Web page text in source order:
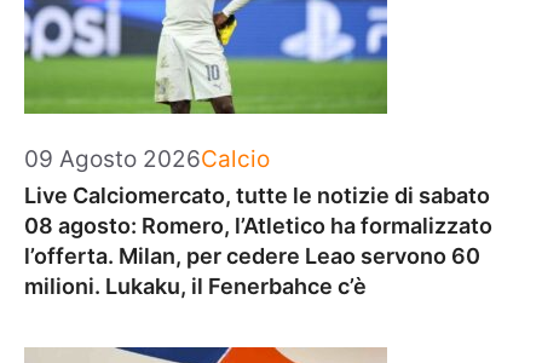
09 Agosto 2026Categorie
Calcio
Live Calciomercato, tutte le notizie di sabato
08 agosto: Romero, l’Atletico ha formalizzato
l’offerta. Milan, per cedere Leao servono 60
milioni. Lukaku, il Fenerbahce c’è